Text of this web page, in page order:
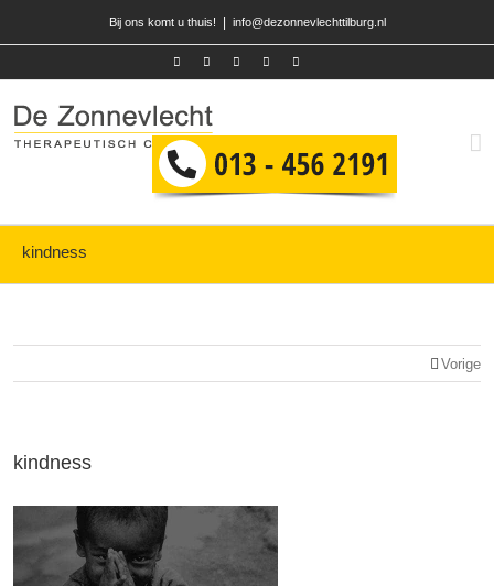
Bij ons komt u thuis! info@dezonnevlechttilburg.nl
kindness
Vorige
kindness